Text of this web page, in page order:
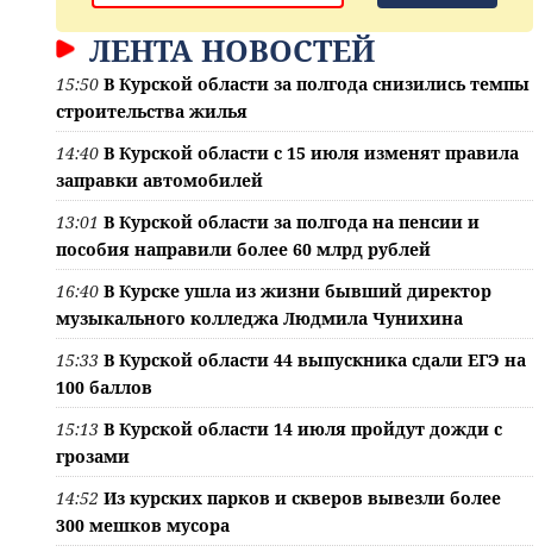
ЛЕНТА НОВОСТЕЙ
15:50 В Курской области за полгода снизились темпы
строительства жилья
14:40 В Курской области с 15 июля изменят правила
заправки автомобилей
13:01 В Курской области за полгода на пенсии и
пособия направили более 60 млрд рублей
16:40 В Курске ушла из жизни бывший директор
музыкального колледжа Людмила Чунихина
15:33 В Курской области 44 выпускника сдали ЕГЭ на
100 баллов
15:13 В Курской области 14 июля пройдут дожди с
грозами
14:52 Из курских парков и скверов вывезли более
300 мешков мусора